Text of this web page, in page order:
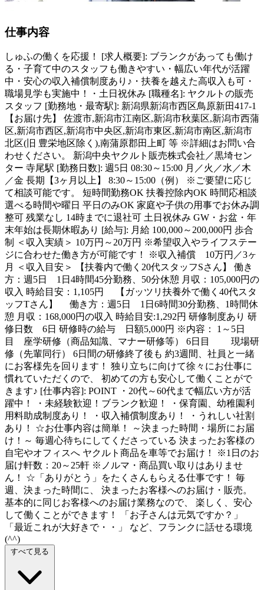
仕事内容
しゅふの働くを応援！ [求人概要]: ブランクがあっても働け
る・子育て中のスタッフも働きやすい・幅広い年代が活躍
中・安心の収入補償制度あり♪・扶養を越えた高収入も可・
職場見学も実施中！・土日祝休み [職種名]: ヤクルトの販売
スタッフ [勤務地・最寄駅]: 新潟県新潟市西区鳥原新田417-1
【お届け先】 佐渡市,新潟市江南区,新潟市秋葉区,新潟市西蒲
区,新潟市西区,新潟市中央区,新潟市東区,新潟市南区,新潟市
北区(旧 豊栄地区除く),南蒲原郡田上町 等 ※詳細はお問い合
わせください。 新潟中央ヤクルト販売株式会社／黒埼セン
ター 寺尾駅 [勤務日数]: 週5日 08:30～15:00 月／火／水／木
／金 長期【3ヶ月以上】 8:30～15:00（例） ※ご要望に応じ
て相談可能です。 短時間勤務OK 扶養控除内OK 時間応相談
選べる時間や曜日 平日のみOK 家庭や子供の用事でお休み調
整可 残業なし 14時までに退社可 土日祝休み GW・お盆・年
末年始は長期休暇あり [給与]: 月給 100,000～200,000円 歩合
制 ＜収入実績＞ 10万円～20万円 ※希望収入やライフステー
ジに合わせた働き方が可能です！ ※収入補償 10万円／3ヶ
月 ＜収入目安＞ 【扶養内で働く20代スタッフSさん】 働き
方：週5日 1日4時間45分勤務、50分休憩 月収：105,000円の
収入 時給目安：1,105円 【ガッツリ扶養外で働く40代スタ
ッフTさん】 働き方：週5日 1日6時間30分勤務、1時間休
憩 月収：168,000円の収入 時給目安:1,292円 研修制度あり 研
修日数 6日 研修時の給与 日額5,000円 ※内容： 1～5日
目 座学研修（商品知識、マナー研修等） 6日目 現場研
修（先輩同行） 6日間の研修終了後も 約3週間、社員と一緒
にお客様先を回ります！ 独り立ちに向けて徐々にお仕事に
慣れていただくので、 初めての方も安心して働くことがで
きます♪ [仕事内容]: POINT ・20代～60代まで幅広い方が活
躍中！ ・未経験歓迎！ブランク歓迎！ ・保育園、幼稚園利
用料助成制度あり！ ・収入補償制度あり！ ・うれしい社割
あり！ ☆お仕事内容は簡単！ ～決まった時間・場所にお届
け！～ 毎週心待ちにしてくださっている 決まったお客様の
自宅やオフィスへ ヤクルト商品を車等でお届け！ ※1日のお
届け軒数：20～25軒 ※ノルマ・商品買い取りはありませ
ん！ ☆「ありがとう」をたくさんもらえる仕事です！ 毎
週、決まった時間に、 決まったお客様へのお届け・販売。
基本的に同じお客様へのお届け業務なので、 楽しく、安心
して働くことができます！ 「お子さんは元気ですか？」
「最近これが大好きで・・」 など、フランクに話せる環境
(^^)
すべて見る